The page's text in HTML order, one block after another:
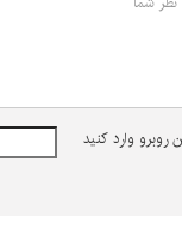
وارد کنید